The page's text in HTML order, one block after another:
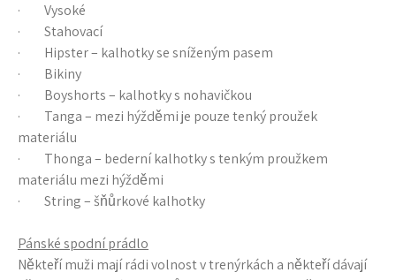
· Vysoké
· Stahovací
· Hipster – kalhotky se sníženým pasem
· Bikiny
· Boyshorts – kalhotky s nohavičkou
· Tanga – mezi hýžděmi je pouze tenký proužek
materiálu
· Thonga – bederní kalhotky s tenkým proužkem
materiálu mezi hýžděmi
· String – šňůrkové kalhotky
Pánské spodní prádlo
Někteří muži mají rádi volnost v trenýrkách a někteří dávají